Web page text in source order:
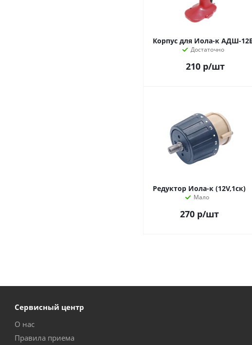
Корпус для Иола-к АДШ-
Достаточно
210 р/шт
Редуктор Иола-к (12V,1ск)
Мало
270р/шт
Сервисный центр
О нас
Правила приема